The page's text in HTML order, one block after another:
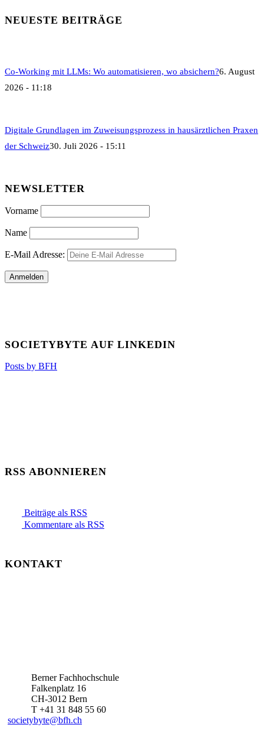
NEUESTE BEITRÄGE
Co-Working mit LLMs: Wo automatisieren, wo absichern?6. August
2026 - 11:18
Digitale Grundlagen im Zuweisungsprozess in hausärztlichen Praxen
der Schweiz30. Juli 2026 - 15:11
NEWSLETTER
Vorname
Name
E-Mail Adresse:
SOCIETYBYTE AUF LINKEDIN
Posts by BFH
RSS ABONNIEREN
Beiträge als RSS
Kommentare als RSS
KONTAKT
Berner Fachhochschule
Falkenplatz 16
CH-3012 Bern
T +41 31 848 55 60
societybyte@bfh.ch